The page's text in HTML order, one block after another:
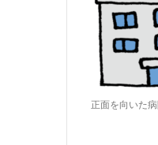
正面を向いた